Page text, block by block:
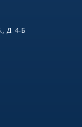
Д. 4-Б